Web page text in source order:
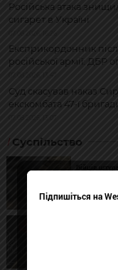
Російська атака
сигарет в Україні
Експрикордонник
російської армії: ДБР
Суд скасував наказ
екскомбата 47-ї
Суспільство
Підпишіться на